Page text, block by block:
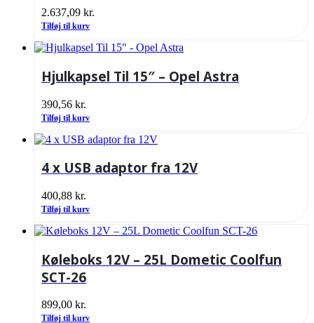
2.637,09 kr.
Tilføj til kurv
Hjulkapsel Til 15″ – Opel Astra
390,56 kr.
Tilføj til kurv
4 x USB adaptor fra 12V
400,88 kr.
Tilføj til kurv
Køleboks 12V – 25L Dometic Coolfun
SCT-26
899,00 kr.
Tilføj til kurv